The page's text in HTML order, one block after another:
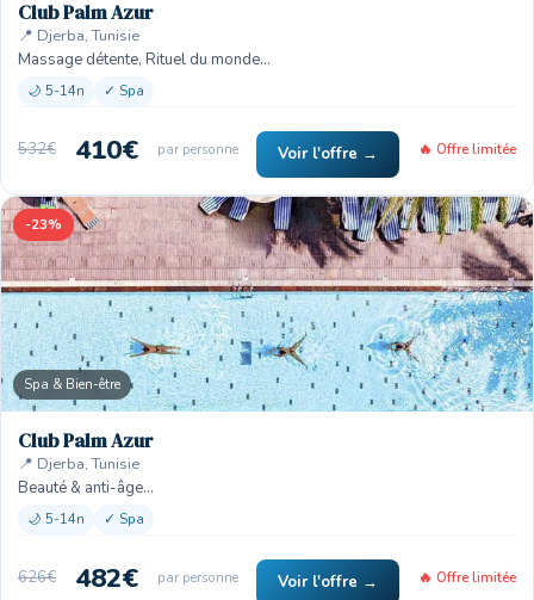
Club Palm Azur
📍 Djerba, Tunisie
Massage détente, Rituel du monde…
🌙 5-14n ✓ Spa
532€ 410€ par personne Voir l'offre → 🔥 Offre limitée
-23%
Spa & Bien-être
Club Palm Azur
📍 Djerba, Tunisie
Beauté & anti-âge…
🌙 5-14n ✓ Spa
626€ 482€ par personne Voir l'offre → 🔥 Offre limitée